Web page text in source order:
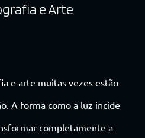
e Arte
e arte muitas vezes estão
A forma como a luz incide
completamente a